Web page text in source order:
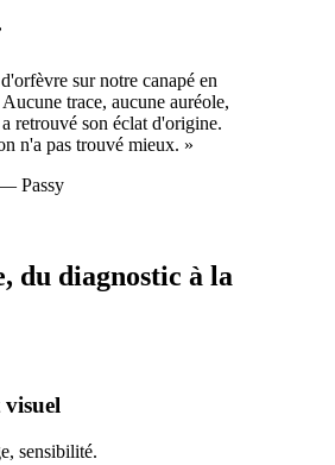
sur notre canapé en
trace, aucune auréole,
retrouvé son éclat d'origine.
n'a pas trouvé mieux. »
Passy
du diagnostic à la
sensibilité.